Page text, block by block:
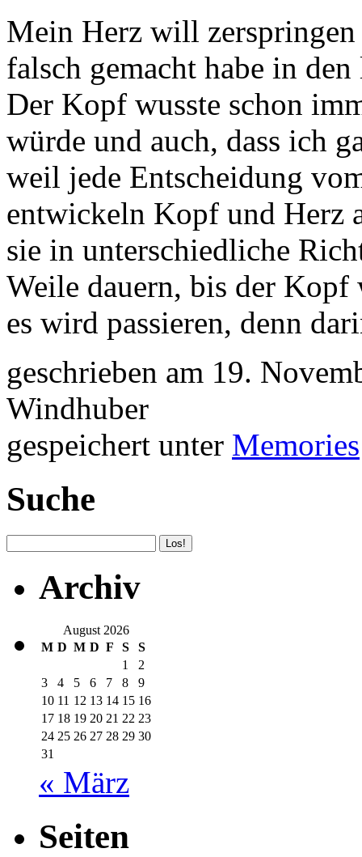
Mein Herz will
falsch gemacht habe in
Der Kopf wusste schon
würde und auch, dass ich
weil jede Entscheidung
entwickeln Kopf und Herz
sie in unterschiedliche
Weile dauern, bis der Kopf
es wird passieren, denn
geschrieben am 19.
Windhuber
gespeichert unter Memories
Suche
Archiv
August 2026
M D M D F S
S
1
2
3
4 5 6 7 8
9
10 11 12 13 14 15 16
17 18 19 20 21 22 23
24 25 26 27 28 29 30
31
« März
Seiten